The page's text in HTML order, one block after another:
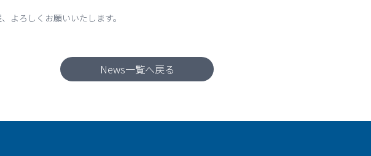
よろしくお願いいたします。
News一覧へ戻る